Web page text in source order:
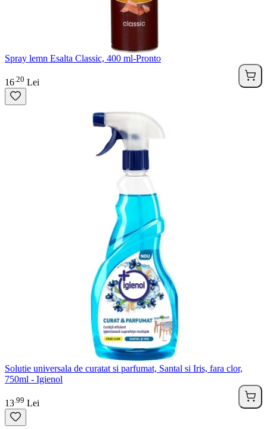
Spray lemn Esalta Classic, 400 ml-Pronto
16 20 Lei
Solutie universala de curatat si parfumat, Santal si Iris, fara clor,
750ml - Igienol
13 99 Lei